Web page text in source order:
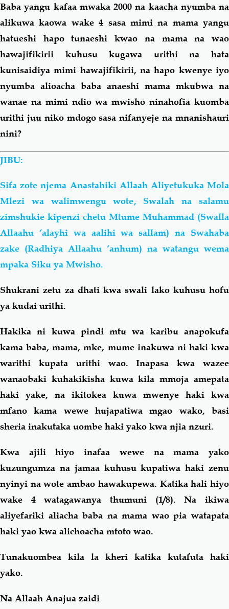
Fataawa Za Ulamaa Kauli Za Salaf
Akhlaaq-Aadaab Raqaaiq
Familia-Jamii Maswali-Majibu
Chemsha Bongo Vitabu
Mapishi
Baba yangu kafaa mwaka 2000 na kaacha nyumba na
alikuwa kaowa wake 4 sasa mimi na mama yangu
hatueshi hapo tunaeshi kwao na mama na wao
hawajifikirii kuhusu kugawa urithi na hata
kunisaidiya mimi hawajifikirii, na hapo kwenye iyo
nyumba alioacha baba anaeshi mama mkubwa na
wanae na mimi ndio wa mwisho ninahofia kuomba
urithi juu niko mdogo sasa nifanyeje na mnanishauri
nini?
JIBU:
Sifa zote njema Anastahiki Allaah Aliyetukuka Mola
Mlezi wa walimwengu wote, Swalah na salamu
zimshukie kipenzi chetu Mtume Muhammad (Swalla
Allaahu ‘alayhi wa aalihi wa sallam) na Swahaba
zake (Radhiya Allaahu ‘anhum) na watangu wema
mpaka Siku ya Mwisho.
Shukrani zetu za dhati kwa swali lako kuhusu hofu
ya kudai urithi.
Hakika ni kuwa pindi mtu wa karibu anapokufa
kama baba, mama, mke, mume inakuwa ni haki kwa
warithi kupata urithi wao. Inapasa kwa wazee
wanaobaki kuhakikisha kuwa kila mmoja amepata
haki yake, na ikitokea kuwa mwenye haki kwa
mfano kama wewe hujapatiwa mgao wako, basi
sheria inakutaka uombe haki yako kwa njia nzuri.
Kwa ajili hiyo inafaa wewe na mama yako
kuzungumza na jamaa kuhusu kupatiwa haki zenu
nyinyi na wote ambao hawakupewa. Katika hali hiyo
wake 4 watagawanya thumuni (1/8). Na ikiwa
aliyefariki aliacha baba na mama wao pia watapata
haki yao kwa alichoacha mtoto wao.
Tunakuombea kila la kheri katika kutafuta haki
yako.
Na Allaah Anajua zaidi